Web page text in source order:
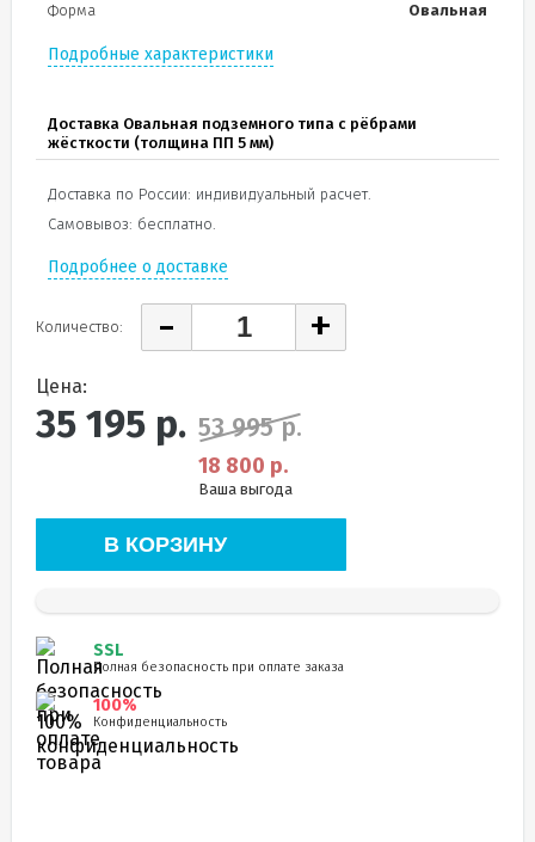
Форма Овальная
Подробные характеристики
Доставка Овальная подземного типа с рёбрами
жёсткости (толщина ПП 5 мм)
Доставка по России: индивидуальный расчет.
Самовывоз: бесплатно.
Подробнее о доставке
Количество: - +
Цена:
35 195 р. 53 995 р.
18 800 р.
Ваша выгода
В КОРЗИНУ
SSL
Полная безопасность при оплате заказа
100%
Конфиденциальность